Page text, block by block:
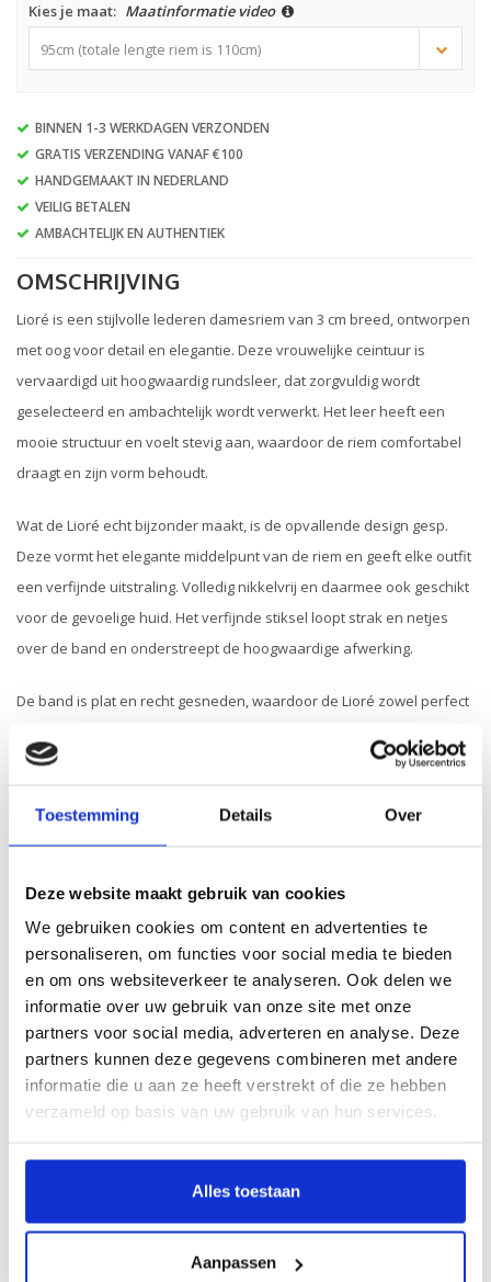
Toestemming Details Over
Deze website maakt gebruik van cookies
We gebruiken cookies om content en advertenties te
personaliseren, om functies voor social media te bieden
en om ons websiteverkeer te analyseren. Ook delen we
informatie over uw gebruik van onze site met onze
partners voor social media, adverteren en analyse. Deze
partners kunnen deze gegevens combineren met andere
informatie die u aan ze heeft verstrekt of die ze hebben
verzameld op basis van uw gebruik van hun services.
Alles toestaan
Aanpassen
Kies je maat: Maatinformatie video
95cm (totale lengte riem is 110cm)
BINNEN 1-3 WERKDAGEN VERZONDEN
GRATIS VERZENDING VANAF €100
HANDGEMAAKT IN NEDERLAND
VEILIG BETALEN
AMBACHTELIJK EN AUTHENTIEK
OMSCHRIJVING
Lioré is een stijlvolle lederen damesriem van 3 cm breed, ontworpen
met oog voor detail en elegantie. Deze vrouwelijke ceintuur is
vervaardigd uit hoogwaardig rundsleer, dat zorgvuldig wordt
geselecteerd en ambachtelijk wordt verwerkt. Het leer heeft een
mooie structuur en voelt stevig aan, waardoor de riem comfortabel
draagt en zijn vorm behoudt.
Wat de Lioré echt bijzonder maakt, is de opvallende design gesp.
Deze vormt het elegante middelpunt van de riem en geeft elke outfit
een verfijnde uitstraling. Volledig nikkelvrij en daarmee ook geschikt
voor de gevoelige huid. Het verfijnde stiksel loopt strak en netjes
over de band en onderstreept de hoogwaardige afwerking.
De band is plat en recht gesneden, waardoor de Lioré zowel perfect
worden. Een mooi en chique detail is dat de zijkanten van de riem
Breedte: 3
cm
Gesp: Goudkleurig, Nikkelvrij
Merk: H.A.N.
Kleur:
Bordeaux
Materiaal:
Rundsleer
Artikelcode: 8822